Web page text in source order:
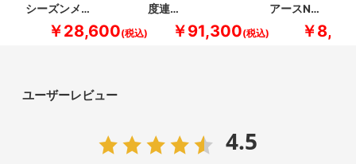
シーズンメ…
￥28,600
度連…
￥91,300
アースN…
￥
ユーザーレビュー
4.5